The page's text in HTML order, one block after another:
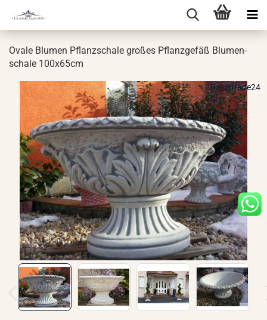
Ovale Blu­men Pflanz­scha­le gro­ßes Pflanz­ge­fäß Blu­men­
scha­le 100x65cm
Balustrade24
Stor